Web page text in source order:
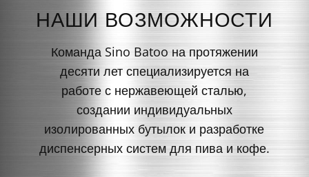
НАШИ ВОЗМОЖНОСТИ
Команда Sino Batoo на протяжении
десяти лет специализируется на
работе с нержавеющей сталью,
создании индивидуальных
изолированных бутылок и разработке
диспенсерных систем для пива и кофе.